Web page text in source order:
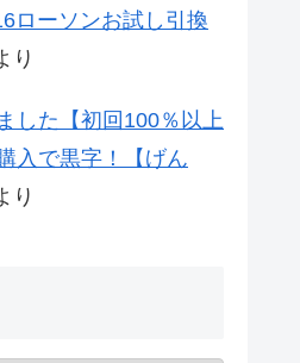
ローソンお試し引換
り
た【初回100％以上
入で黒字！【げん
り